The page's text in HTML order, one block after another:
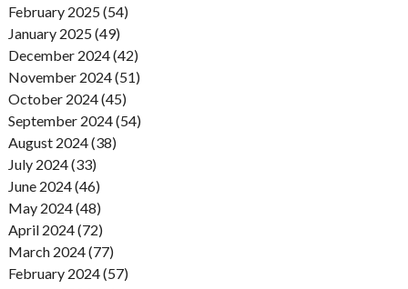
February 2025 (54)
January 2025 (49)
December 2024 (42)
November 2024 (51)
October 2024 (45)
September 2024 (54)
August 2024 (38)
July 2024 (33)
June 2024 (46)
May 2024 (48)
April 2024 (72)
March 2024 (77)
February 2024 (57)